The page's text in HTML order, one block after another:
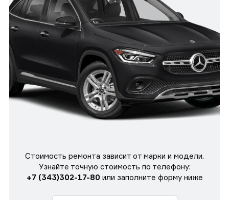
Стоимость ремонта зависит от марки и модели.
Узнайте точную стоимость по телефону:
+7 (343)302-17-80 или заполните форму ниже